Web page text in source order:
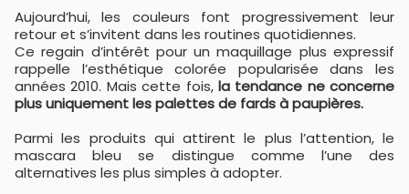
Aujourd’hui, les couleurs font progressivement leur
retour et s’invitent dans les routines quotidiennes.
Ce regain d’intérêt pour un maquillage plus expressif
rappelle l’esthétique colorée popularisée dans les
années 2010. Mais cette fois, la tendance ne concerne
plus uniquement les palettes de fards à paupières.
Parmi les produits qui attirent le plus l’attention, le
mascara bleu se distingue comme l’une des
alternatives les plus simples à adopter.